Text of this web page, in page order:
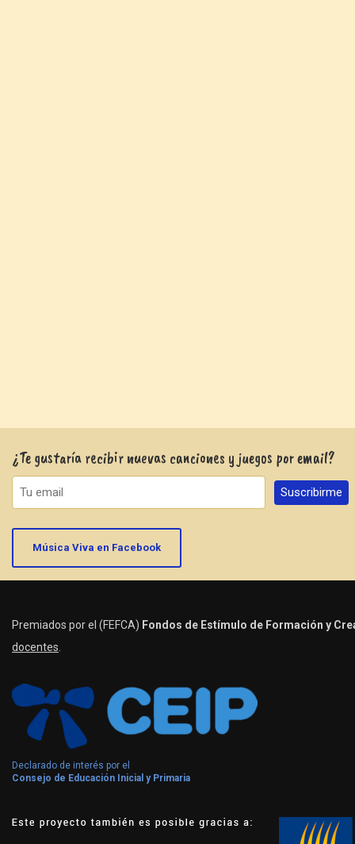
¿Te gustaría recibir nuevas canciones y juegos por email?
Música Viva en Facebook
Premiados por el (FEFCA) Fondos de Estímulo de Formación y
docentes
Declarado de interés por el
Consejo de Educación Inicial y Primaria